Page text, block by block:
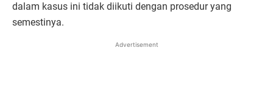
dalam kasus ini tidak diikuti dengan prosedur yang
semestinya.
Advertisement